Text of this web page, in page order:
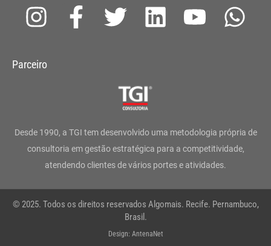
I
s
g
r
a
m
F
a
o
o
k
-
T
t
e
r
L
d
i
n
Y
b
e
W
a
p
Parceiro
Desde 1990, a TGI tem desenvolvido uma metodologia própria de
consultoria em gestão estratégica para a competitividade,
atendendo clientes de vários portes e atividades.
© 2025. Todos os direitos reservados Algomais. Recife. Pernambuco,
Brasil.
Design: AntenaNet